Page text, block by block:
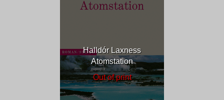
Halldór Laxness
Atomstation
Out of print